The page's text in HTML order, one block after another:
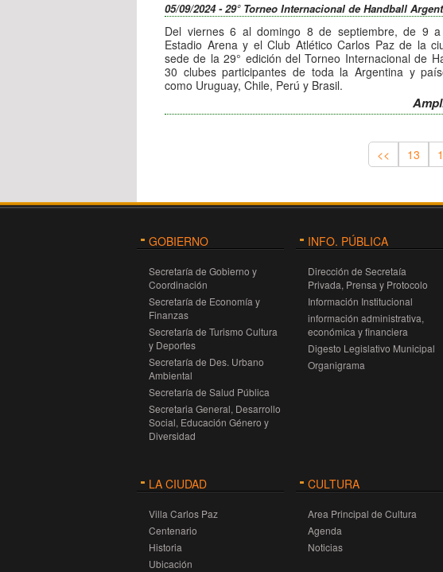
Sábado 7:
8:30 hs.: Apertura Parque Cerrado en el Parque de
Domingo 8:
11:30 hs.: Recorrido por el centro de la ciudad.
12 hs.: Exposición estática de vehículos en área
Una posibilidad única para ver de cerca a los
La entrada es libre para vecinos y turistas.
05/09/2024 - 29° Torneo Internacional de Handball
Del viernes 6 al domingo 8 de septiembre, de 9
Estadio Arena y el Club Atlético Carlos Paz de la
sede de la 29° edición del Torneo Internacional de
30 clubes participantes de toda la Argentina y
como Uruguay, Chile, Perú y Brasil.
Más de 1500 jugadores estarán formando parte de
en 18 canchas simultáneas en las categorías,
La premiación y cierre del torneo tendrá lugar el
septiembre de 9 a 14 hs. en el Estadio Arena.
La organización está a cargo de VSD eventos con el
La entrada para disfrutar de estos encuentros es
Un evento más que jerarquiza a la ciudad y
movimiento turístico en esta época del año.
<< 13
GOBIERNO
Secretaría de Gobierno y
Coordinación
Secretaría de Economía y
Finanzas
Secretaría de Turismo Cultura
y Deportes
Secretaría de Des. Urbano
Ambiental
Secretaría de Salud Pública
Secretaria General, Desarrollo
Social, Educación Género y
Diversidad
INFO. PÚBLICA
Dirección de Secretaía
Privada, Prensa y Protocolo
Información Institucional
información administrativa,
económica y financiera
Digesto Legislativo Municipal
Organigrama
LA CIUDAD
Villa Carlos Paz
Centenario
Historia
Ubicación
CULTURA
Area Principal de Cultura
Agenda
Noticias